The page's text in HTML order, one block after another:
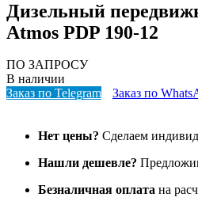
Дизельный
Atmos PDP 190-12
ПО ЗАПРОСУ
В наличии
Заказ по Telegram
Заказ по
Нет цены? Сделаем
Нашли дешевле?
Безналичная оплата на